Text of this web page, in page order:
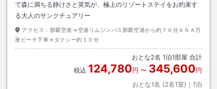
て森に満ちる静けさと英気が、極上のリゾートステイをお約束す
る大人のサンクチュアリー
アクセス： 那覇空港→空港リムジンバス那覇空港から約７０分ＡＮＡ万
座ビーチ下車→タクシー約１０分
おとな2名 1泊1部屋 合計
税込 124,780円 〜 345,600円
おとな1名 (2名1室)｜ 1泊